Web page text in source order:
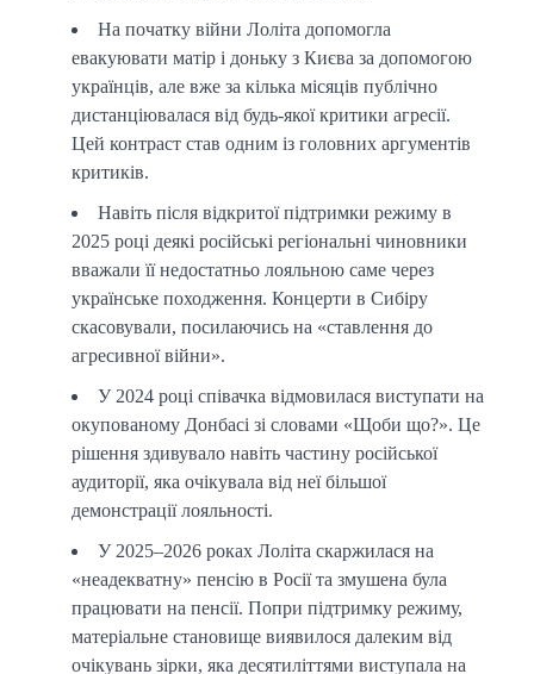
На початку війни Лоліта допомогла
евакуювати матір і доньку з Києва за допомогою
українців, але вже за кілька місяців публічно
дистанціювалася від будь-якої критики агресії.
Цей контраст став одним із головних аргументів
критиків.
Навіть після відкритої підтримки режиму в
2025 році деякі російські регіональні чиновники
вважали її недостатньо лояльною саме через
українське походження. Концерти в Сибіру
скасовували, посилаючись на «ставлення до
агресивної війни».
У 2024 році співачка відмовилася виступати на
окупованому Донбасі зі словами «Щоби що?». Це
рішення здивувало навіть частину російської
аудиторії, яка очікувала від неї більшої
демонстрації лояльності.
У 2025–2026 роках Лоліта скаржилася на
«неадекватну» пенсію в Росії та змушена була
працювати на пенсії. Попри підтримку режиму,
матеріальне становище виявилося далеким від
очікувань зірки, яка десятиліттями виступала на